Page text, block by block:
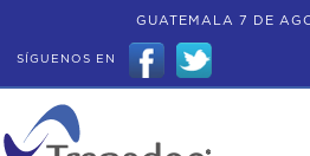
GUATEMALA 7 DE
SÍGUENOS EN